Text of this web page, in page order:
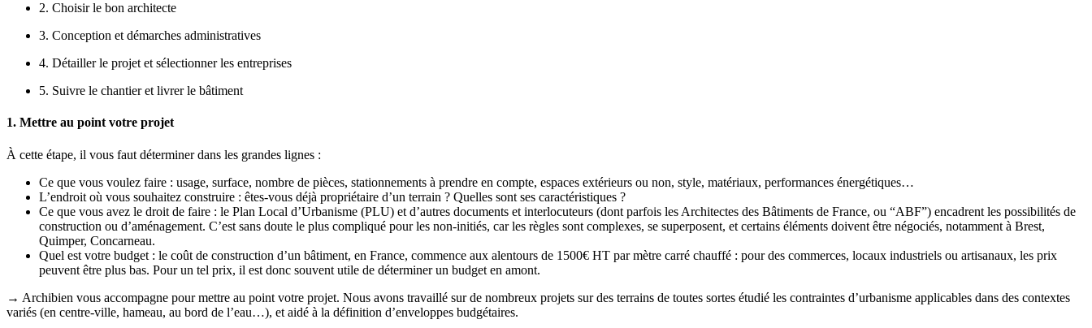
2. Choisir le bon architecte
3. Conception et démarches administratives
4. Détailler le projet et sélectionner les entreprises
5. Suivre le chantier et livrer le bâtiment
1. Mettre au point votre projet
À cette étape, il vous faut déterminer dans les grandes lignes :
Ce que vous voulez faire : usage, surface, nombre de pièces, stationnements à prendre en compte, espaces extérieurs ou non, style, matériaux, performances énergétiques…
L’endroit où vous souhaitez construire : êtes-vous déjà propriétaire d’un terrain ? Quelles sont ses caractéristiques ?
Ce que vous avez le droit de faire : le Plan Local d’Urbanisme (PLU) et d’autres documents et interlocuteurs (dont parfois les Architectes des Bâtiments de France, ou “ABF”) encadrent les possibilités de
construction ou d’aménagement. C’est sans doute le plus compliqué pour les non-initiés, car les règles sont complexes, se superposent, et certains éléments doivent être négociés, notamment à Brest,
Quimper, Concarneau.
Quel est votre budget : le coût de construction d’un bâtiment, en France, commence aux alentours de 1500€ HT par mètre carré chauffé : pour des commerces, locaux industriels ou artisanaux, les prix
peuvent être plus bas. Pour un tel prix, il est donc souvent utile de déterminer un budget en amont.
→ Archibien vous accompagne pour mettre au point votre projet. Nous avons travaillé sur de nombreux projets sur des terrains de toutes sortes étudié les contraintes d’urbanisme applicables dans des contextes
variés (en centre-ville, hameau, au bord de l’eau…), et aidé à la définition d’enveloppes budgétaires.